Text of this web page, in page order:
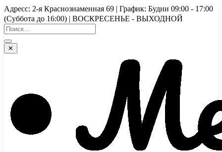
Перейти
к
содержимому
Адресс: 2-я Краснознаменная 69 | График: Будни 09:00 - 17:00
(Суббота до 16:00) | ВОСКРЕСЕНЬЕ - ВЫХОДНОЙ
✕